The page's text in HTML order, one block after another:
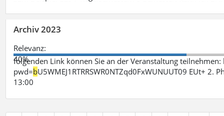
Archiv 2023
Relevanz:
40%
folgenden Link können Sie an der Veranstaltung
pwd=bU5WMEJ1RTRRSWR0NTZqd0FxWUNUUT09 EUt+
13:00